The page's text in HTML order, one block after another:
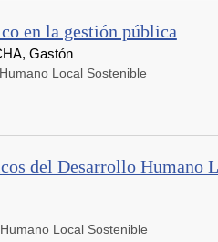
en la gestión pública
Gastón
Local Sostenible
del Desarrollo Humano
Local Sostenible